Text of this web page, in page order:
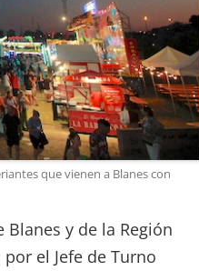
que vienen a Blanes con
Blanes y de la Región
el Jefe de Turno